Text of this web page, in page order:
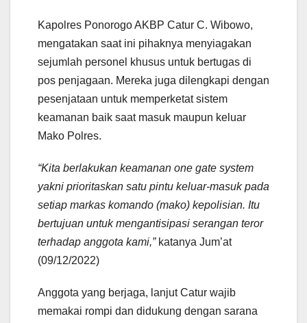
Kapolres Ponorogo AKBP Catur C. Wibowo,
mengatakan saat ini pihaknya menyiagakan
sejumlah personel khusus untuk bertugas di
pos penjagaan. Mereka juga dilengkapi dengan
pesenjataan untuk memperketat sistem
keamanan baik saat masuk maupun keluar
Mako Polres.
“Kita berlakukan keamanan one gate system
yakni prioritaskan satu pintu keluar-masuk pada
setiap markas komando (mako) kepolisian. Itu
bertujuan untuk mengantisipasi serangan teror
terhadap anggota kami,” katanya Jum’at
(09/12/2022)
Anggota yang berjaga, lanjut Catur wajib
memakai rompi dan didukung dengan sarana